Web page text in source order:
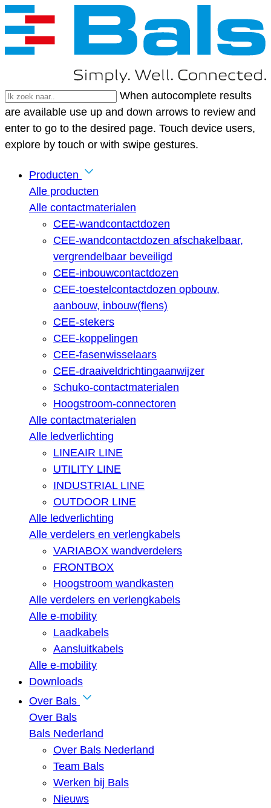
When autocomplete results
are available use up and down arrows to review and
enter to go to the desired page. Touch device users,
explore by touch or with swipe gestures.
Producten
Alle producten
Alle contactmaterialen
CEE-wandcontactdozen
CEE-wandcontactdozen afschakelbaar,
vergrendelbaar beveiligd
CEE-inbouwcontactdozen
CEE-toestelcontactdozen opbouw,
aanbouw, inbouw(flens)
CEE-stekers
CEE-koppelingen
CEE-fasenwisselaars
CEE-draaiveldrichtingaanwijzer
Schuko-contactmaterialen
Hoogstroom-connectoren
Alle contactmaterialen
Alle ledverlichting
LINEAIR LINE
UTILITY LINE
INDUSTRIAL LINE
OUTDOOR LINE
Alle ledverlichting
Alle verdelers en verlengkabels
VARIABOX wandverdelers
FRONTBOX
Hoogstroom wandkasten
Alle verdelers en verlengkabels
Alle e-mobility
Laadkabels
Aansluitkabels
Alle e-mobility
Downloads
Over Bals
Over Bals
Bals Nederland
Over Bals Nederland
Team Bals
Werken bij Bals
Nieuws